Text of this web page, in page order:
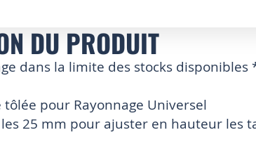
DU PRODUIT
dans la limite des stocks disponibles
pour Rayonnage Universel
25 mm pour ajuster en hauteur les